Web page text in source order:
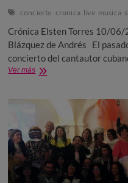
concierto cronica live musica
Crónica Elsten Torres 10/06/
Blázquez de Andrés El
concierto del cantautor
Ver másCrónica
10/06/2026